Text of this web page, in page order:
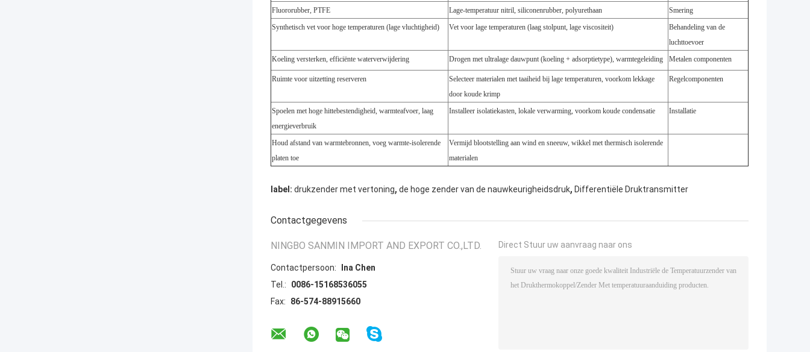
Fluororubber, PTFE Lage-temperatuur nitril, siliconenrubber, polyurethaan
Smering
Synthetisch vet voor hoge temperaturen (lage vluchtigheid)
Vet voor lage temperaturen (laag stolpunt, lage viscositeit)
Behandeling van de
luchttoevoer
Koeling versterken, efficiënte waterverwijdering
Drogen met ultralage dauwpunt (koeling + adsorptietype), warmtegeleiding Metalen componenten
Ruimte voor uitzetting reserveren
Selecteer materialen met taaiheid bij lage temperaturen, voorkom lekkage
door koude krimp
Regelcomponenten
Spoelen met hoge hittebestendigheid, warmteafvoer, laag
energieverbruik
Installeer isolatiekasten, lokale verwarming, voorkom koude condensatie Installatie
Houd afstand van warmtebronnen, voeg warmte-isolerende
platen toe
Vermijd blootstelling aan wind en sneeuw, wikkel met thermisch isolerende
materialen
label: drukzender met vertoning, de hoge zender van de nauwkeurigheidsdruk, Differentiële Druktransmitter
Contactgegevens
NINGBO SANMIN IMPORT AND EXPORT CO.,LTD.
Contactpersoon:
Ina Chen
Tel.:
0086-15168536055
Fax:
86-574-88915660
Direct Stuur uw aanvraag naar ons